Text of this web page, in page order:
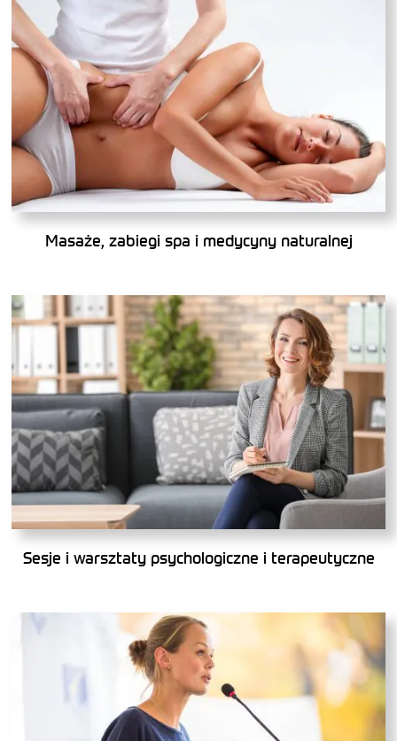
Masaże, zabiegi spa i medycyny naturalnej
Sesje i warsztaty psychologiczne i terapeutyczne